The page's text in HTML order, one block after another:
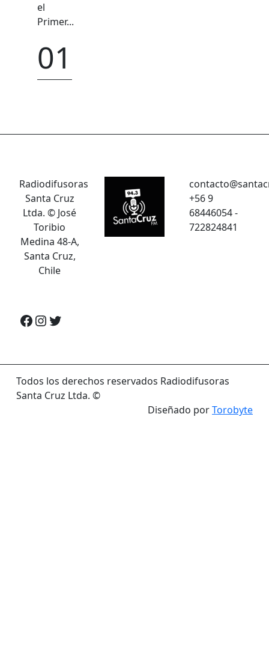
el
Primer...
01
Radiodifusoras
Santa Cruz
Ltda. © José
Toribio
Medina 48-A,
Santa Cruz,
Chile
Facebook
Instagram
Twitter
+56 9
68446054 -
722824841
Todos los derechos reservados Radiodifusoras
Santa Cruz Ltda. ©
Diseñado porTorobyte